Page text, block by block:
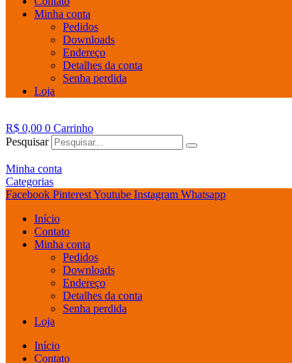
Minha conta
Pedidos
Downloads
Endereço
Detalhes da conta
Senha perdida
Loja
R$ 0,00 0 Carrinho
Pesquisar
Minha conta
Categorias
Facebook PinterestYoutube Instagram Whatsapp
Início
Contato
Minha conta
Pedidos
Downloads
Endereço
Detalhes da conta
Senha perdida
Loja
Início
Contato